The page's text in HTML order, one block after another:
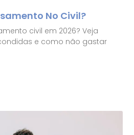
No Civil?
civil em 2026? Veja
e como não gastar